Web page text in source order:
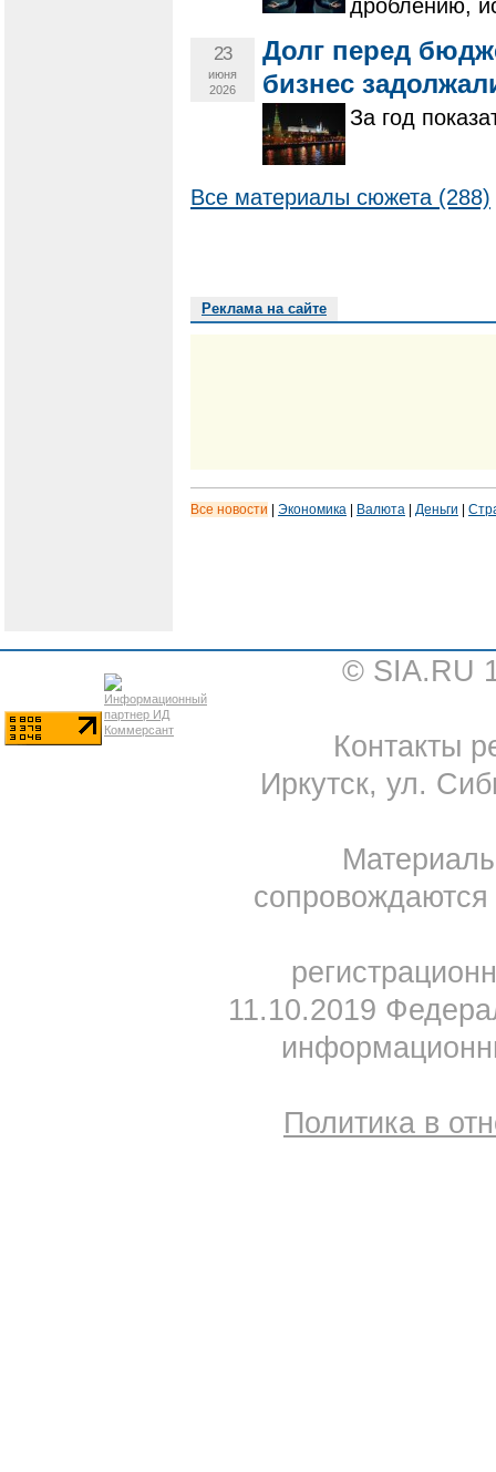
дроблению,
23
июня
2026
Долг перед
бизнес
За год
Все материалы сюжета (288)
Реклама на сайте
Все новости Экономика Валюта Деньги
© SIA.RU
Контакты
Иркутск, ул.
11.10.2019
Политика в